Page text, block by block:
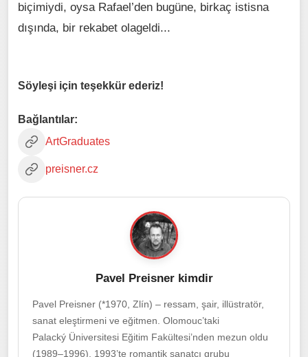
biçimiydi, oysa Rafael’den bugüne, birkaç istisna
dışında, bir rekabet olageldi...
Söyleşi için teşekkür ederiz!
Bağlantılar:
ArtGraduates
preisner.cz
Pavel Preisner kimdir
Pavel Preisner (*1970, Zlín) – ressam, şair, illüstratör,
sanat eleştirmeni ve eğitmen. Olomouc’taki
Palacký Üniversitesi Eğitim Fakültesi’nden mezun oldu
(1989–1996). 1993’te romantik sanatçı grubu